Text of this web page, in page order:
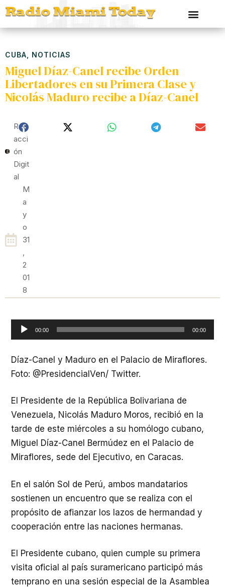
CUBA NOTICIAS
Miguel Díaz-Canel recibe Orden
Libertadores en su Primera Clase y
Nicolás Maduro recibe a Díaz-Canel
Red
Acci
Ón
Digit
Al
M
A
Y
O
31
,
2
01
8
Reproductor
de
audio
00:00 00:00
Díaz-Canel y Maduro en el Palacio de Miraflores.
Foto: @PresidencialVen/ Twitter.
El Presidente de la República Bolivariana de
Venezuela, Nicolás Maduro Moros, recibió en la
tarde de este miércoles a su homólogo cubano,
Miguel Díaz-Canel Bermúdez en el Palacio de
Miraflores, sede del Ejecutivo, en Caracas.
En el salón Sol de Perú, ambos mandatarios
sostienen un encuentro que se realiza con el
propósito de afianzar los lazos de hermandad y
cooperación entre las naciones hermanas.
El Presidente cubano, quien cumple su primera
visita oficial al país suramericano participó más
temprano en una sesión especial de la Asamblea